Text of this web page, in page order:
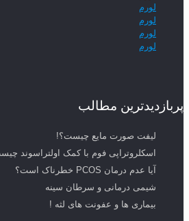
لورم
لورم
لورم
لورم
پربازدیدترین مطالب
لیفت صورت مایع چیست؟!
اسکلروتراپی فوم با کمک اولتراسوند
آیا عدم درمان PCOS خطرناک است؟
شیمی درمانی و سرطان سینه
بیماری ها و عفونت های لثه !